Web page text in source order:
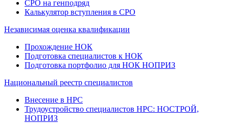
СРО на генподряд
Калькулятор вступления в СРО
Независимая оценка квалификации
Прохождение НОК
Подготовка специалистов к НОК
Подготовка портфолио для НОК НОПРИЗ
Национальный реестр специалистов
Внесение в НРС
Трудоустройство специалистов НРС: НОСТРОЙ,
НОПРИЗ